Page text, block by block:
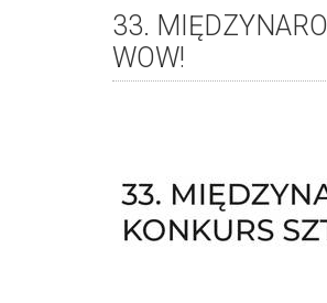
33.
WOW!